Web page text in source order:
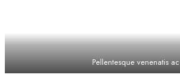
Pellentesque venenatis ac